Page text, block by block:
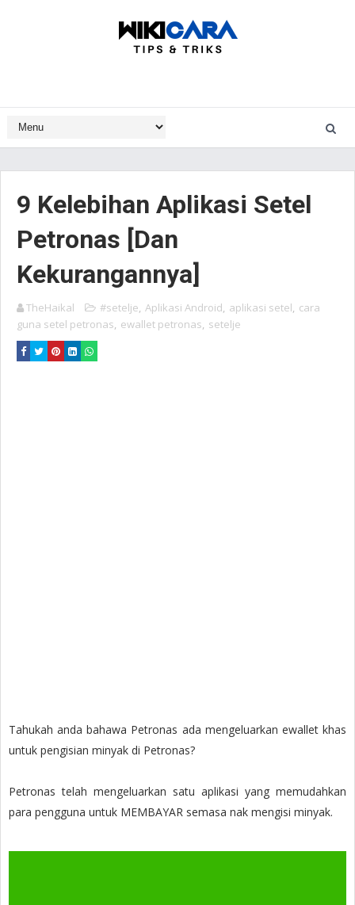
9 Kelebihan Aplikasi Setel
Petronas [Dan
Kekurangannya]
TheHaikal #setelje, Aplikasi Android, aplikasi setel, cara
guna setel petronas, ewallet petronas, setelje
Tahukah anda bahawa Petronas ada mengeluarkan ewallet khas
untuk pengisian minyak di Petronas?
Petronas telah mengeluarkan satu aplikasi yang memudahkan
para pengguna untuk MEMBAYAR semasa nak mengisi minyak.